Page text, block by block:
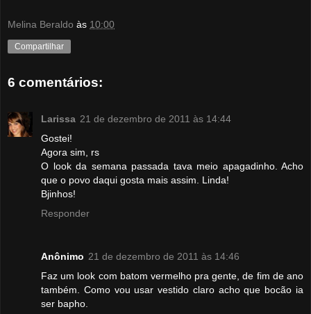
Melina Beraldo às 10:00
Compartilhar
6 comentários:
Larissa 21 de dezembro de 2011 às 14:44
Gostei!
Agora sim, rs
O look da semana passada tava meio apagadinho. Acho
que o povo daqui gosta mais assim. Linda!
Bjinhos!
Responder
Anônimo 21 de dezembro de 2011 às 14:46
Faz um look com batom vermelho pra gente, de fim de ano
também. Como vou usar vestido claro acho que bocão ia
ser bapho.